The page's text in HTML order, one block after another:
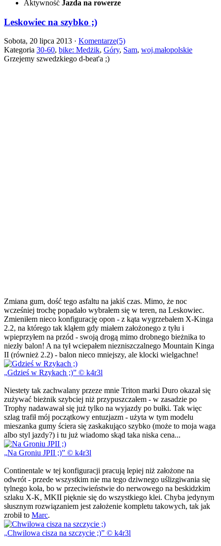
Aktywność Jazda na rowerze
Leskowiec na szybko ;)
Sobota, 20 lipca 2013 · Komentarze(5)
Kategoria 30-60, bike: Medżik, Góry, Sam, woj.małopolskie
Grzejemy szwedzkiego d-beat'a ;)
Zmiana gum, dość tego asfaltu na jakiś czas. Mimo, że noc
wcześniej trochę popadało wybrałem się w teren, na Leskowiec.
Zmieniłem nieco konfigurację opon - z kąta wygrzebałem X-Kinga
2.2, na którego tak kląłem gdy miałem założonego z tyłu i
wpieprzyłem na przód - swoją drogą mimo drobnego bieżnika to
niezły balon! A na tył wciepałem niezniszczalnego Mountain Kinga
II (również 2.2) - balon nieco mniejszy, ale klocki wielgachne!
Gdzieś w Rzykach ;) © k4r3l
Niestety tak zachwalany przeze mnie Triton marki Duro okazał się
zużywać bieżnik szybciej niż przypuszczałem - w zasadzie po
Trophy nadawawał się już tylko na wyjazdy po bułki. Tak więc
szlag trafił mój początkowy entuzjazm - użyta w tym modelu
mieszanka gumy ściera się zaskakująco szybko (może to moja waga
albo styl jazdy?) i tu już wiadomo skąd taka niska cena...
Na Groniu JPII ;) © k4r3l
Continentale w tej konfiguracji pracują lepiej niż założone na
odwrót - przede wszystkim nie ma tego dziwnego uślizgiwania się
tylnego koła, bo w przeciwieństwie do nerwowego na beskidzkim
szlaku X-K, MKII pięknie się do wszystkiego klei. Chyba jedynym
słusznym rozwiązaniem jest założenie kompletu takowych, tak jak
zrobił to Marc.
Chwilowa cisza na szczycie ;) © k4r3l